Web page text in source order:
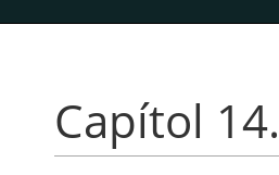
Capítol